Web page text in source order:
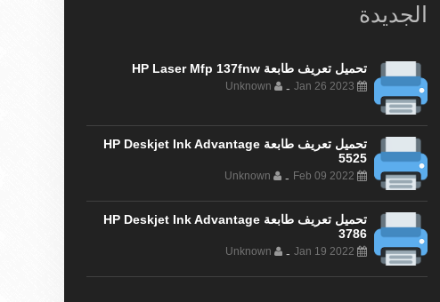
الجديدة
تحميل تعريف طابعة HP Laser Mfp 137fnw
Jan 26 2023
-
Unknown
تحميل تعريف طابعة HP Deskjet Ink Advantage
5525
Feb 09 2022
-
Unknown
تحميل تعريف طابعة HP Deskjet Ink Advantage
3786
Jan 19 2022
-
Unknown